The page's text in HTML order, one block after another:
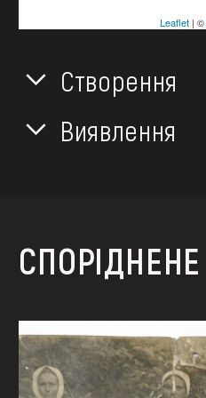
Leaflet| ©
Створення
Виявлення
СПОРІДНЕНЕ